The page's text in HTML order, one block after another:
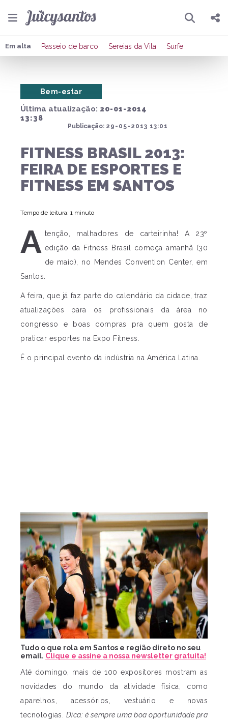
Pesquisar
Compartilhar
Em alta Passeio de barco Sereias da Vila Surfe
Última atualização: 20-01-2014
13:38
Publicação: 29-05-2013 13:01
Bem-estar
FITNESS BRASIL 2013:
FEIRA DE ESPORTES E
FITNESS EM SANTOS
Tempo de leitura: 1 minuto
A tenção, malhadores de carteirinha! A 23º
edição da Fitness Brasil começa amanhã (30
de maio), no Mendes Convention Center, em
Santos.
A feira, que já faz parte do calendário da cidade, traz
atualizações para os profissionais da área no
congresso e boas compras pra quem gosta de
praticar esportes na Expo Fitness.
É o principal evento da indústria na América Latina.
Tudo o que rola em Santos e região direto no seu
email. Clique e assine a nossa newsletter gratuita!
Até domingo, mais de 100 expositores mostram as
novidades do mundo da atividade física, como
aparelhos, acessórios, vestuário e novas
tecnologias. Dica: é sempre uma boa oportunidade pra